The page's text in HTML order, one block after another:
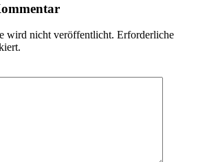
wird nicht veröffentlicht. Erforderliche